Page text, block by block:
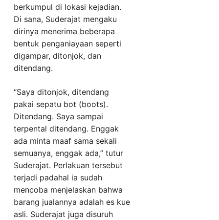
berkumpul di lokasi kejadian.
Di sana, Suderajat mengaku
dirinya menerima beberapa
bentuk penganiayaan seperti
digampar, ditonjok, dan
ditendang.
“Saya ditonjok, ditendang
pakai sepatu bot (boots).
Ditendang. Saya sampai
terpental ditendang. Enggak
ada minta maaf sama sekali
semuanya, enggak ada,” tutur
Suderajat. Perlakuan tersebut
terjadi padahal ia sudah
mencoba menjelaskan bahwa
barang jualannya adalah es kue
asli. Suderajat juga disuruh